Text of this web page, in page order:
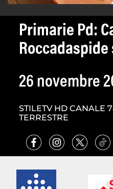
Primarie Pd:
26 novembre
STILETV HD CANALE
TERRESTRE